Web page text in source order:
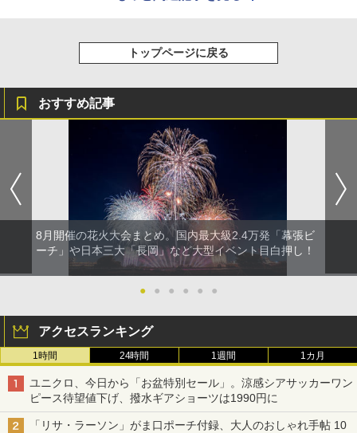
トップページに戻る
おすすめ記事
8月開催の花火大会まとめ。国内最大級2.4万発「幕張ビ
ーチ」や日本三大「長岡」など大型イベント目白押し！
● ● ● ● ● ●
アクセスランキング
1時間 24時間 1週間 1カ月
ユニクロ、今日から「お盆特別セール」。涼感シアサッカーワン
ピース待望値下げ、撥水ギアショーツは1990円に
「リサ・ラーソン」がま口ポーチ付録、大人のおしゃれ手帖 10